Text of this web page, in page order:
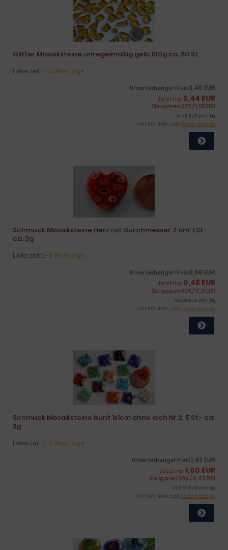
Glitter Mosaiksteine unregelmäßig gelb 100g ca. 60 St.
Lieferzeit:2-3 Werktage
Unser bisheriger Preis3,49 EUR
Jetzt nur 2,44 EUR
Sie sparen 30% / 1,05 EUR
24,43 EUR pro 1 kg
inkl. 19 % MwSt. zzgl.Versandkosten
Schmuck Mosaiksteine Herz rot Durchmesser 2 cm, 1 St.-
ca. 2g
Lieferzeit:2-3 Werktage
Unser bisheriger Preis 0,69 EUR
Jetzt nur 0,48 EUR
Sie sparen 30% / 0,21 EUR
241,50 EUR pro 1 kg
inkl. 19 % MwSt. zzgl.Versandkosten
Schmuck Mosaiksteine bunt 1x1cm ohne loch Nr.2, 5 St.- ca.
3g
Lieferzeit:2-3 Werktage
Unser bisheriger Preis1,43 EUR
Jetzt nur1,00 EUR
Sie sparen 30% / 0,43 EUR
333,67 EUR pro 1 kg
inkl. 19 % MwSt. zzgl.Versandkosten